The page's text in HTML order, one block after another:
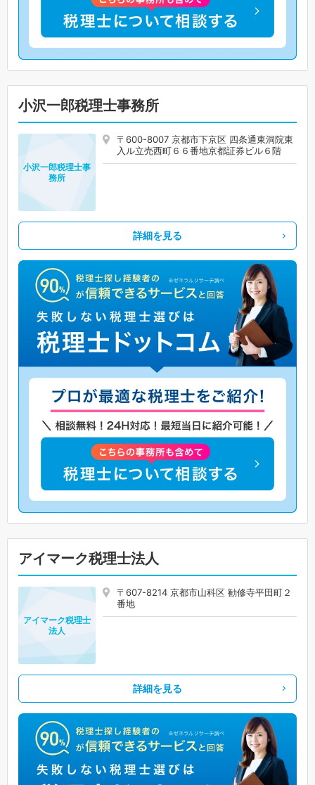
小沢一郎税理士事務所
〒600-8007 京都市下京区 四条通東洞院東
入ル立売西町６６番地京都証券ビル６階
小沢一郎税理士事
務所
詳細を見る
アイマーク税理士法人
〒607-8214 京都市山科区 勧修寺平田町２
番地
アイマーク税理士
法人
詳細を見る